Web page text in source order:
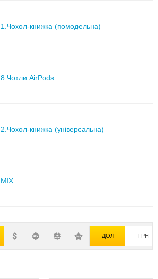
1.Чохол-книжка (помодельна)
8.Чохли AirPods
2.Чохол-книжка (універсальна)
MIX
ДОЛ ГРН